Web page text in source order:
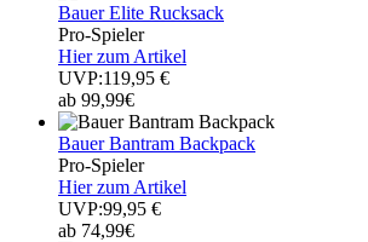
Bauer Elite Rucksack
Pro-Spieler
Hier zum Artikel
UVP:119,95 €
ab 99,99€
Bauer Bantram Backpack
Pro-Spieler
Hier zum Artikel
UVP:99,95 €
ab 74,99€